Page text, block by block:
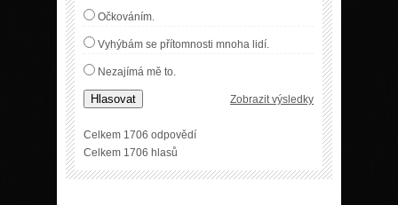
Očkováním.
Vyhýbám se přítomnosti mnoha lidí.
Nezajímá mě to.
Hlasovat Zobrazit výsledky
Celkem 1706 odpovědí
Celkem 1706 hlasů